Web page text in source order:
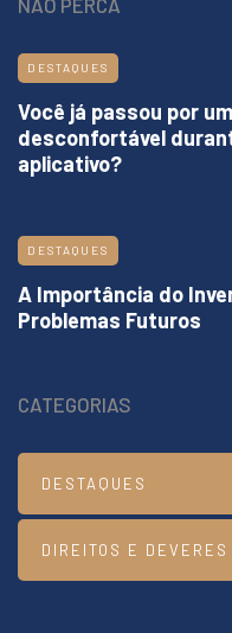
NÃO PERCA
DESTAQUES
Você já passou por
desconfortável
aplicativo?
DESTAQUES
A Importância do
Problemas Futuros
CATEGORIAS
DESTAQUES
DIREITOS E DEVERES